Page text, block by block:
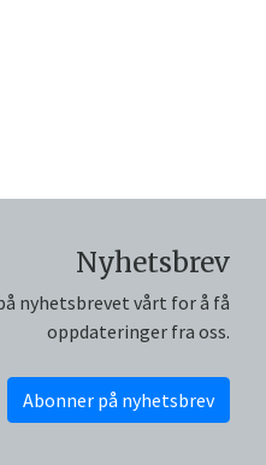
Nyhetsbrev
nyhetsbrevet vårt for å få
oppdateringer fra oss.
Abonner på nyhetsbrev